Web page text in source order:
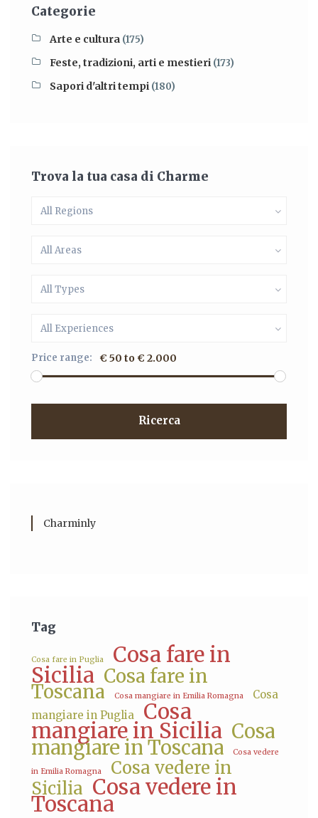
Categorie
Arte e cultura (175)
Feste, tradizioni, arti e mestieri (173)
Sapori d'altri tempi (180)
Trova la tua casa di Charme
All Regions
All Areas
All Types
All Experiences
Price range: € 50 to € 2.000
Ricerca
Charminly
Tag
Cosa fare in Puglia Cosa fare in
Sicilia Cosa fare in
Toscana Cosa mangiare in Emilia Romagna
Cosa
mangiare in Puglia
Cosa
mangiare in Sicilia Cosa
mangiare in Toscana Cosa vedere
in Emilia Romagna
Cosa vedere in
Sicilia Cosa vedere in
Toscana